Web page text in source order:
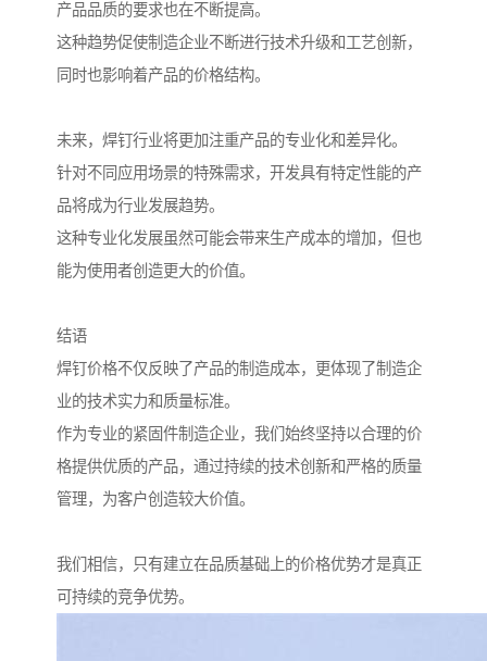
产品品质的要求也在不断提高。
这种趋势促使制造企业不断进行技术升级和工艺创新，
同时也影响着产品的价格结构。
未来，焊钉行业将更加注重产品的专业化和差异化。
针对不同应用场景的特殊需求，开发具有特定性能的产
品将成为行业发展趋势。
这种专业化发展虽然可能会带来生产成本的增加，但也
能为使用者创造更大的价值。
结语
焊钉价格不仅反映了产品的制造成本，更体现了制造企
业的技术实力和质量标准。
作为专业的紧固件制造企业，我们始终坚持以合理的价
格提供优质的产品，通过持续的技术创新和严格的质量
管理，为客户创造较大价值。
我们相信，只有建立在品质基础上的价格优势才是真正
可持续的竞争优势。